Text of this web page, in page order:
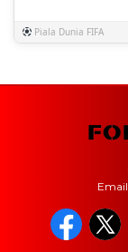
Piala Dunia FIFA